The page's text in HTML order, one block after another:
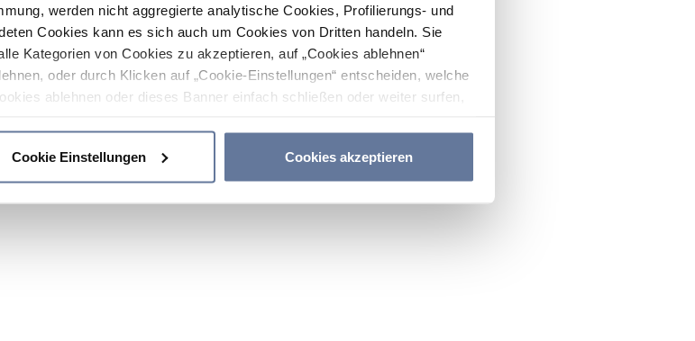
werden nicht aggregierte analytische Cookies, Profilierungs- und
Cookies kann es sich auch um Cookies von Dritten handeln. Sie
Kategorien von Cookies zu akzeptieren, auf „Cookies ablehnen“
oder durch Klicken auf „Cookie-Einstellungen“ entscheiden, welche
ablehnen oder dieses Banner einfach schließen oder weiter surfen,
Cookie Einstellungen Cookies akzeptieren